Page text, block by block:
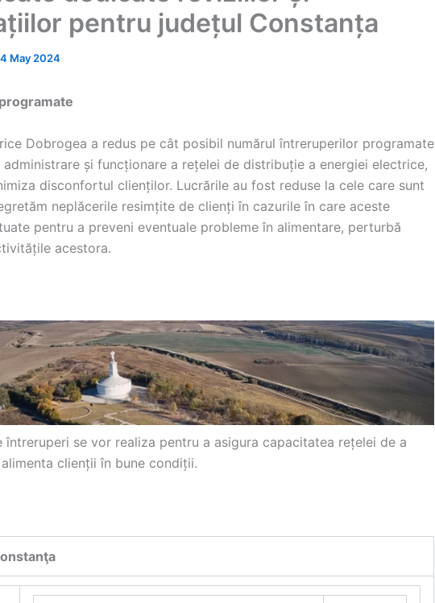
pentru județul Constanța
May 2024
Dobrogea a redus pe cât posibil numărul întreruperilor programate
administrare și funcționare a rețelei de distribuție a energiei electrice,
disconfortul clienților. Lucrările au fost reduse la cele care sunt
neplăcerile resimțite de clienți în cazurile în care aceste
pentru a preveni eventuale probleme în alimentare, perturbă
acestora.
întreruperi se vor realiza pentru a asigura capacitatea rețelei de a
clienții în bune condiții.